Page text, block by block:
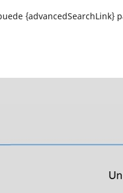
{advancedSearchLink}